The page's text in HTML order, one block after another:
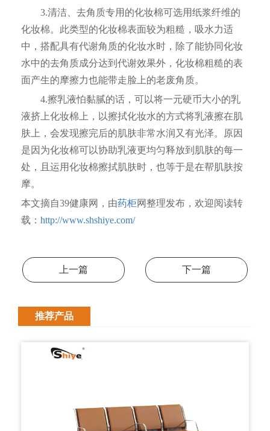
3.清洁、去角质专用的化妆棉可选用纸浆纤维的
化妆棉。此类型的化妆棉表面较为粗糙，吸水力适
中，搭配具有代谢角质的化妆水时，除了能协同化妆
水中的去角质成分达到代谢效果外，化妆棉粗糙的表
面产生的摩擦力也能带走脸上的老废角质。
4.擦乳液怕黏腻的话，可以将一元硬币大小的乳
液挤上化妆棉上，以擦拭化妆水的方式将乳液擦在肌
肤上，会发现擦完后的肌肤非常水润又有光泽。原因
是因为化妆棉可以协助乳液更均匀释放到肌肤的每一
处，且运用化妆棉擦拭肌肤时，也等于是在帮肌肤按
摩。
本文摘自39健康网，由药柜网整理发布，欢迎阅读转
载： http://www.shshiye.com/
上一篇 下一篇
推荐产品